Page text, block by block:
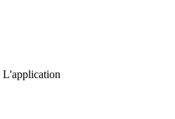
L'application